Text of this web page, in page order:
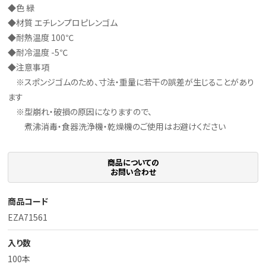
◆色 緑
◆材質 エチレンプロピレンゴム
◆耐熱温度 100℃
◆耐冷温度 -5℃
◆注意事項
※スポンジゴムのため、寸法・重量に若干の誤差が生じることがあり
ます
※型崩れ・破損の原因になりますので、
煮沸消毒・食器洗浄機・乾燥機のご使用はお避けください
商品についての
お問い合わせ
商品コード
EZA71561
入り数
100本